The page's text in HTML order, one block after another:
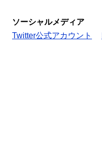
ソーシャルメディア
Twitter公式アカウント